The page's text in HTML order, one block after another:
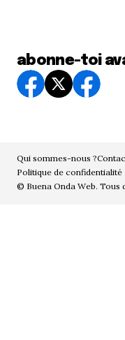
abonne-toi
Qui sommes-nous ?
Politique de confidentialité
© Buena Onda Web. Tous